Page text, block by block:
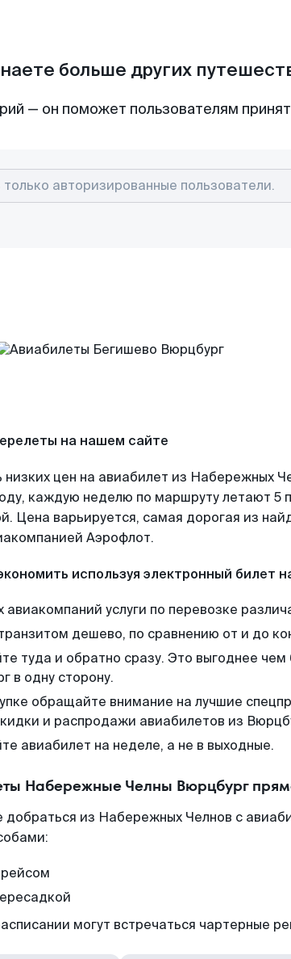
больше других
— он поможет пользователям
на нашем сайте
низких цен на авиабилет из Набережных
каждую неделю по маршруту летают 5
Цена варьируется, самая дорогая из
Аэрофлот.
используя электронный билет
авиакомпаний услуги по перевозке
дешево, по сравнению от и до
туда и обратно сразу. Это выгоднее
в одну сторону.
обращайте внимание на лучшие
и распродажи авиабилетов из
авиабилет на неделе, а не в выходные.
Набережные Челны Вюрцбург
из Набережных Челнов с
могут встречаться чартерные